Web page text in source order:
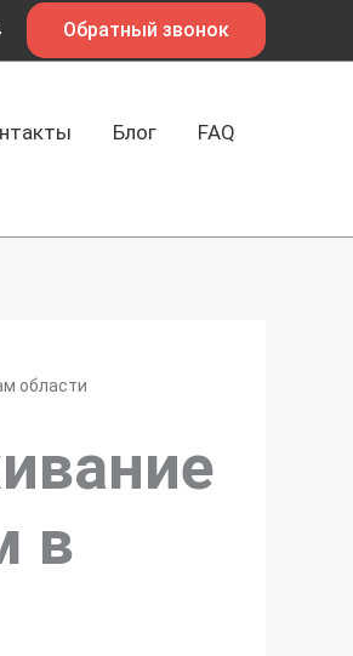
Обратный звонок
Блог
FAQ
области
в